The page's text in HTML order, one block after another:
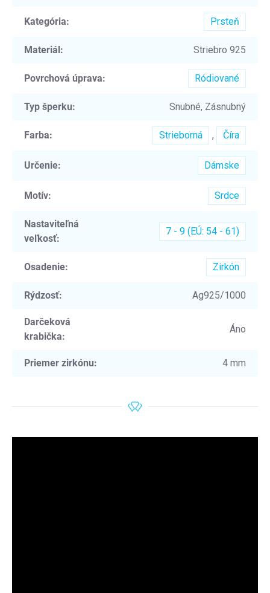
Kategória: Prsteň
Materiál : Striebro 925
Povrchová úprava: Ródiované
Typ šperku: Snubné, Zásnubný
Farba: Strieborná , Číra
Určenie: Dámske
Motív: Srdce
Nastaviteľná
veľkosť:
7 - 9 (EÚ: 54 - 61)
Osadenie: Zirkón
Rýdzosť: Ag925/1000
Darčeková
krabička:
Áno
Priemer zirkónu: 4 mm